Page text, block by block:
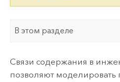
В этом разделе
Связи содержания в
позволяют